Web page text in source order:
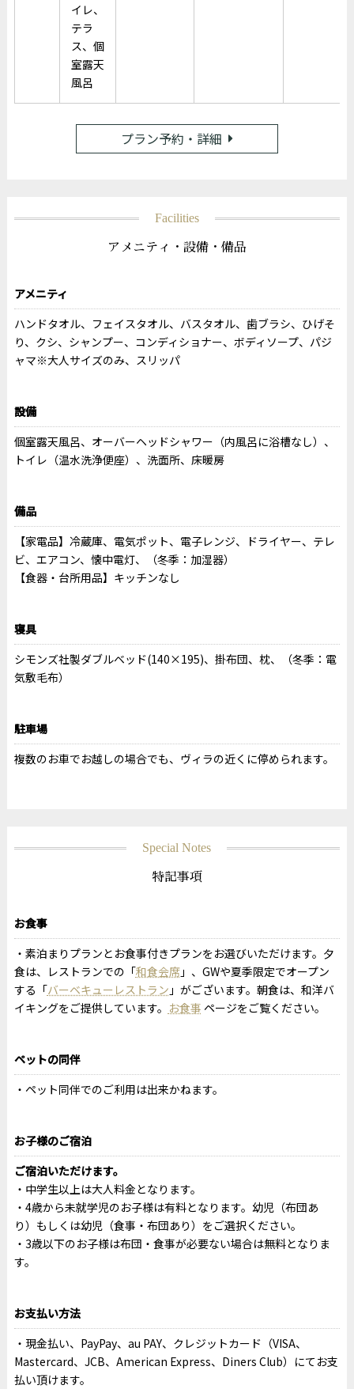
イレ、
テラ
ス、個
室露天
風呂
プラン予約・詳細
Facilities
アメニティ・設備・備品
アメニティ
ハンドタオル、フェイスタオル、バスタオル、歯ブラシ、ひげそ
り、クシ、シャンプー、コンディショナー、ボディソープ、パジ
ャマ※大人サイズのみ、スリッパ
設備
個室露天風呂、オーバーヘッドシャワー（内風呂に浴槽なし）、
トイレ（温水洗浄便座）、洗面所、床暖房
備品
【家電品】冷蔵庫、電気ポット、電子レンジ、ドライヤー、テレ
ビ、エアコン、懐中電灯、（冬季：加湿器）
【食器・台所用品】キッチンなし
寝具
シモンズ社製ダブルベッド(140×195)、掛布団、枕、（冬季：電
気敷毛布）
駐車場
複数のお車でお越しの場合でも、ヴィラの近くに停められます。
Special Notes
特記事項
お食事
素泊まりプランとお食事付きプランをお選びいただけます。夕
食は、レストランでの「和食会席」、GWや夏季限定でオープン
する「バーベキューレストラン 」がございます。朝食は、和洋バ
イキングをご提供しています。 お食事 ページをご覧ください。
ペットの同伴
ペット同伴でのご利用は出来かねます。
お子様のご宿泊
ご宿泊いただけます。
中学生以上は大人料金となります。
4歳から未就学児のお子様は有料となります。幼児（布団あ
り）もしくは幼児（食事・布団あり）をご選択ください。
3歳以下のお子様は布団・食事が必要ない場合は無料となりま
す。
お支払い方法
現金払い、PayPay、au PAY、クレジットカード（VISA、
Mastercard、JCB、American Express、Diners Club）にてお支
払い頂けます。